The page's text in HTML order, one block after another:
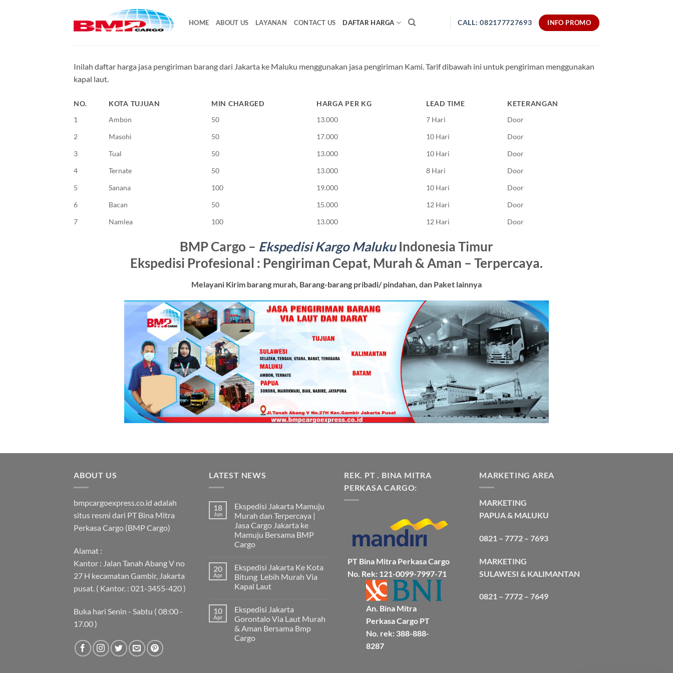
HOME ABOUT US LAYANAN CONTACT US DAFTAR HARGA CALL: 082177727693 INFO PROMO
Inilah daftar harga jasa pengiriman barang dari Jakarta ke Maluku menggunakan jasa pengiriman Kami. Tarif dibawah ini untuk pengiriman menggunakan
kapal laut.
NO. KOTA TUJUAN MIN CHARGED HARGA PER KG LEAD TIME
KETERANGAN
1
Ambon 50 13.000 7 Hari
Door
2
Masohi 50 17.000 10 Hari
Door
3
Tual 50 13.000 10 Hari
Door
4
Ternate 50 13.000 8 Hari
Door
5
Sanana 100 19.000 10 Hari
Door
6
Bacan 50 15.000 12 Hari
Door
7
Namlea 100 13.000 12 Hari Door
BMP Cargo – Ekspedisi Kargo MalukuIndonesia Timur
Ekspedisi Profesional : Pengiriman Cepat, Murah & Aman – Terpercaya.
Melayani Kirim barang murah, Barang-barang pribadi/ pindahan, dan Paket lainnya
ABOUT US
bmpcargoexpress.co.id adalah
situs resmi dari PT Bina Mitra
Perkasa Cargo (BMP Cargo)
Alamat :
Kantor : Jalan Tanah Abang V no
27 H kecamatan Gambir, Jakarta
pusat. ( Kantor. : 021-3455-420 )
Buka hari Senin - Sabtu ( 08:00 -
17.00 )
LATEST NEWS
18
Jun
Ekspedisi Jakarta Mamuju
Murah dan Terpercaya |
Jasa Cargo Jakarta ke
Mamuju Bersama BMP
Cargo
komentar
pada
Ekspedisi
Jakarta
Mamuju
dan
Terpercaya
|
Jasa
Cargo
Jakarta
20
Apr
Ekspedisi Jakarta Ke Kota
Bitung Lebih Murah Via
Kapal Laut
komentar
pada
Ekspedisi
Jakarta
Ke
Kota
10
Apr
Ekspedisi Jakarta
Gorontalo Via Laut Murah
& Aman Bersama Bmp
Cargo
REK. PT . BINA MITRA
PERKASA CARGO:
PT Bina Mitra Perkasa Cargo
No. Rek: 121-0099-7997-71
An. Bina Mitra
Perkasa Cargo PT
No. rek: 388-888-
8287
MARKETING AREA
MARKETING
PAPUA & MALUKU
0821 – 7772 – 7693
MARKETING
SULAWESI & KALIMANTAN
0821 – 7772 – 7649